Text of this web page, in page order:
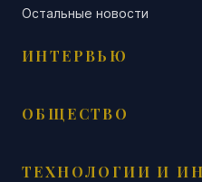
Остальные новости
ИНТЕРВЬЮ
ОБЩЕСТВО
ТЕХНОЛОГИИ И